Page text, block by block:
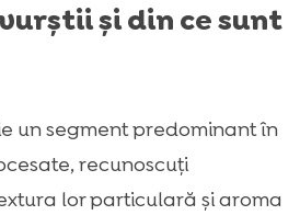
și din ce sunt
un segment predominant în
recunoscuți
lor particulară și aroma